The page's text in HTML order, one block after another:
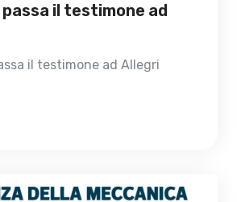
il testimone ad
il testimone ad Allegri